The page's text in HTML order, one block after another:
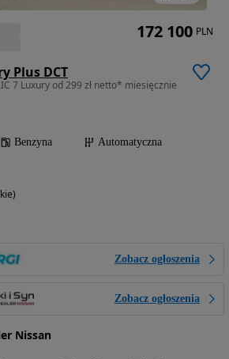
Plus DCT
7 Luxury od 299 zł netto* miesięcznie
Benzyna
Automatyczna
Zobacz ogłoszenia
Zobacz ogłoszenia
Nissan
172 100 PLN